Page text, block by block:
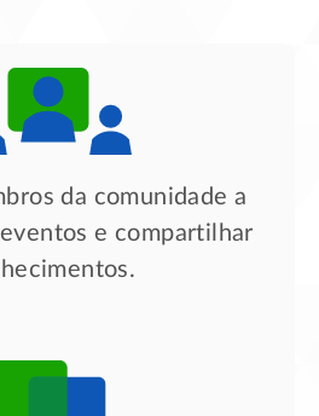
da comunidade a
e compartilhar